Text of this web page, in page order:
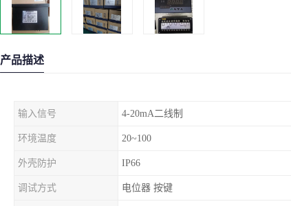
产品描述
输入信号 4-20mA二线制
环境温度 20~100
外壳防护 IP66
调试方式 电位器 按键